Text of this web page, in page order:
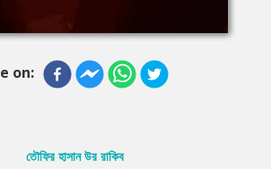
on:
তৌফির হাসান উর রাকিব